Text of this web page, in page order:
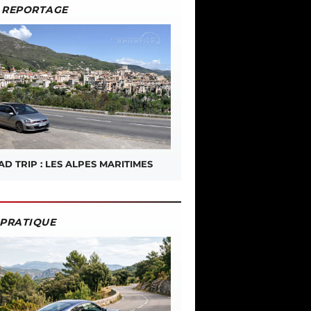
TRIP : LES ALPES MARITIMES